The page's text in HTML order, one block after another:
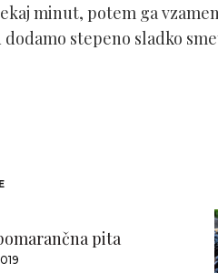
minut, potem ga
stepeno sladko
pita